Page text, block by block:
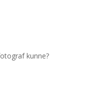
kunne?